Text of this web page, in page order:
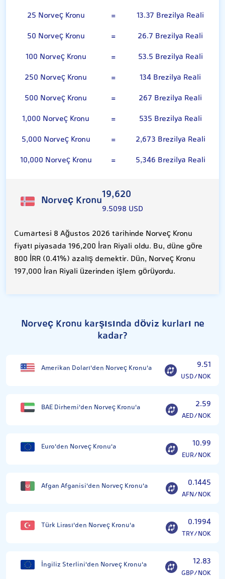
25 Norveç Kronu
=
13.37 Brezilya Reali
50 Norveç Kronu
=
26.7 Brezilya Reali
100 Norveç Kronu
=
53.5 Brezilya Reali
250 Norveç Kronu
=
134 Brezilya Reali
500 Norveç Kronu
=
267 Brezilya Reali
1,000 Norveç Kronu
=
535 Brezilya Reali
5,000 Norveç Kronu
=
2,673 Brezilya Reali
10,000 Norveç Kronu
= 5,346 Brezilya Reali
Norveç Kronu19,620
9.5098 USD
Cumartesi 8 Ağustos 2026 tarihinde Norveç Kronu
fiyatı piyasada 196,200 İran Riyali oldu. Bu, düne göre
800 İRR (0.41%) azalış demektir. Dün, Norveç Kronu
197,000 İran Riyali üzerinden işlem görüyordu.
Norveç Kronu karşısında döviz kurları ne
kadar?
Amerikan Doları'den Norveç Kronu'a 9.51
USD/NOK
BAE Dirhemi'den Norveç Kronu'a 2.59
AED/NOK
Euro'den Norveç Kronu'a 10.99
EUR/NOK
Afgan Afganisi'den Norveç Kronu'a 0.1445
AFN/NOK
Türk Lirası'den Norveç Kronu'a 0.1994
TRY/NOK
İngiliz Sterlini'den Norveç Kronu'a 12.83
GBP/NOK